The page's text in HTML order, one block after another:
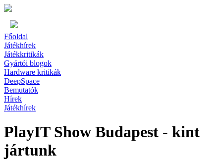
Főoldal
Játékhírek
Játékkritikák
Gyártói blogok
Hardware kritikák
DeepSpace
Bemutatók
Hírek
Játékhírek
PlayIT Show Budapest - kint
jártunk